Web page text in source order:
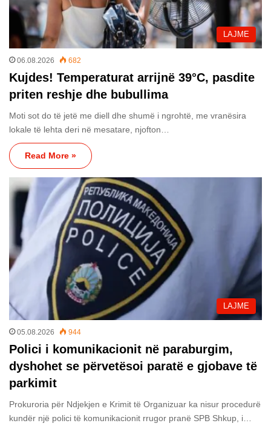
LAJME
06.08.2026 682
Kujdes! Temperaturat arrijnë 39°C, pasdite
priten reshje dhe bubullima
Moti sot do të jetë me diell dhe shumë i ngrohtë, me vranësira
lokale të lehta deri në mesatare, njofton…
Read More »
LAJME
05.08.2026 944
Polici i komunikacionit në paraburgim,
dyshohet se përvetësoi paratë e gjobave të
parkimit
Prokuroria për Ndjekjen e Krimit të Organizuar ka nisur procedurë
kundër një polici të komunikacionit rrugor pranë SPB Shkup, i…